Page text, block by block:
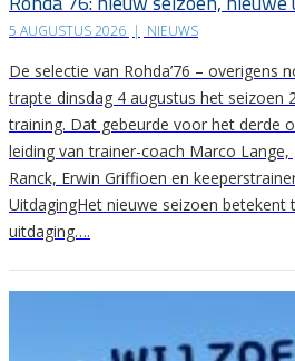
5 AUGUSTUS 2026 | NIEUWS
De selectie van Rohda’76 – overigens
trapte dinsdag 4 augustus het seizoen
training. Dat gebeurde voor het derde
leiding van trainer-coach Marco
Ranck, Erwin Griffioen en
UitdagingHet nieuwe seizoen betekent
uitdaging….